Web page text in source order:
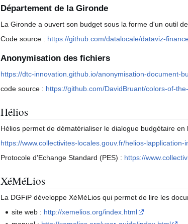
Département de la Gironde
La Gironde a ouvert son budget sous la forme d'un outil
Code source : https://github.com/datalocale/dataviz-
Anonymisation des fichiers
https://dtc-innovation.github.io/anonymisation-document-
code source : https://github.com/DavidBruant/colors-of-
Hélios
Hélios permet de dématérialiser le dialogue budgétaire
https://www.collectivites-locales.gouv.fr/helios-
Protocole d'Echange Standard (PES) : https://
XéMéLios
La DGFiP développe XéMéLios qui permet de lire les
site web : http://xemelios.org/index.html